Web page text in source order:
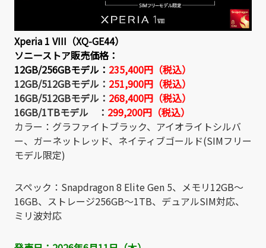
Xperia 1 VIII（XQ-GE44）
ソニーストア販売価格：
12GB/256GBモデル： 235,400円（税込）
12GB/512GBモデル： 251,900円（税込）
16GB/512GBモデル： 268,400円（税込）
16GB/1TBモデル ： 299,200円（税込）
カラー：グラファイトブラック、アイオライトシルバ
ー、ガーネットレッド、ネイティブゴールド(SIMフリー
モデル限定)
スペック：Snapdragon 8 Elite Gen 5、メモリ12GB～
16GB、ストレージ256GB～1TB、デュアルSIM対応、
ミリ波対応